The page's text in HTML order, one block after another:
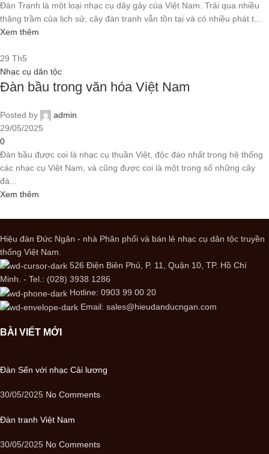
Đàn Tranh là một loại nhạc cụ dây gảy của Việt Nam. Trải qua nhiều
thăng trầm của lịch sử, cây đàn tranh vẫn tồn tại và có nhiều phát t...
Xem thêm
29 Th5
Nhạc cụ dân tộc
Đàn bầu trong văn hóa Việt Nam
Posted by
admin
29/05/2025
0
Đàn bầu được coi là nhạc cụ thuần Việt, độc đáo nhất trong hệ thống
các nhạc cụ Việt Nam, và cũng được coi là một trong số những cây
đà...
Xem thêm
Hiệu đàn Đức Ngân - nhà Phân phối và bán lẻ nhạc cụ dân tộc truyền
thống Việt Nam.
526 Điện Biên Phủ, P. 11, Quận 10, TP. Hồ Chí
Minh. - Tel.: (028) 3938 1286
Hotline: 0903 99 00 20
Email: sales@hieudanducngan.com
BÀI VIẾT MỚI
Đàn Sến với nhạc Cải lương
30/05/2025 No Comments
Đàn tranh Việt Nam
30/05/2025 No Comments